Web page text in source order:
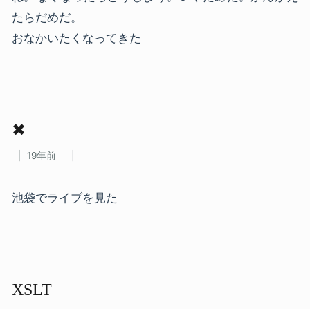
たらだめだ。
おなかいたくなってきた
✖
19年前
池袋でライブを見た
XSLT